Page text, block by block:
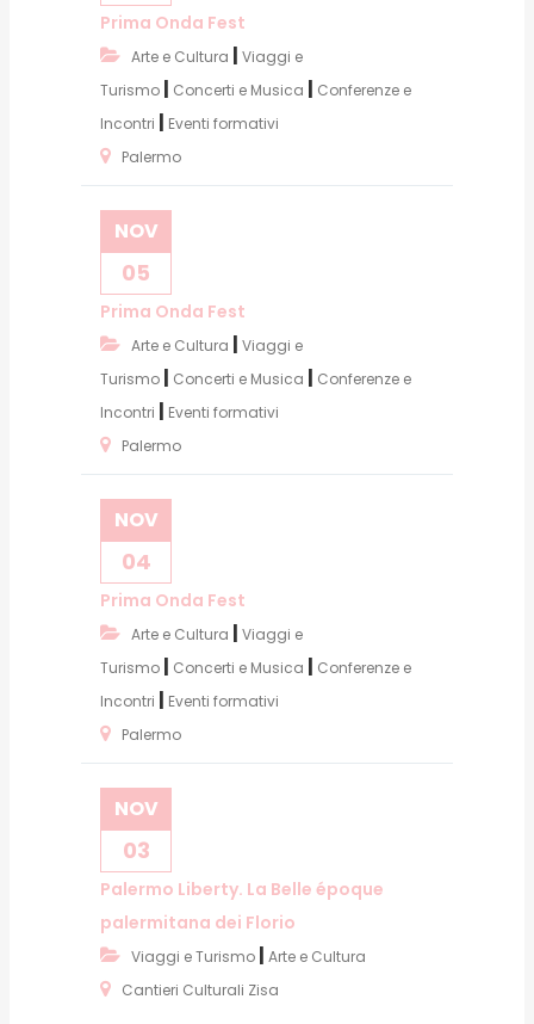
Prima Onda Fest
Arte e Cultura | Viaggi e
Turismo | Concerti e Musica | Conferenze e
Incontri | Eventi formativi
Palermo
NOV
05
Prima Onda Fest
Arte e Cultura | Viaggi e
Turismo | Concerti e Musica | Conferenze e
Incontri | Eventi formativi
Palermo
NOV
04
Prima Onda Fest
Arte e Cultura | Viaggi e
Turismo | Concerti e Musica | Conferenze e
Incontri | Eventi formativi
Palermo
NOV
03
Palermo Liberty. La Belle époque
palermitana dei Florio
Viaggi e Turismo | Arte e Cultura
Cantieri Culturali Zisa